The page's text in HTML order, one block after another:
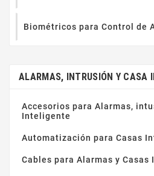
Biométricos para Control de
ALARMAS, INTRUSIÓN Y CASA
Accesorios para Alarmas,
Inteligente
Automatización para Casas
Cables para Alarmas y